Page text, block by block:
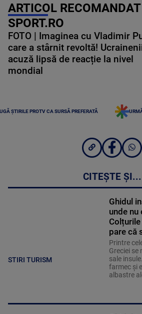
ARTICOL
SPORT.RO
FOTO | Imaginea cu Vladimir
care a stârnit revoltă!
acuză lipsă de reacție la nivel
mondial
ȘTIRILE PROTV CA SURSĂ PREFERATĂ
CITEȘTE ȘI...
STIRI TURISM
Ghidul
unde nu
pare că
Printre
Greciei se
sale
farmec și
albastre